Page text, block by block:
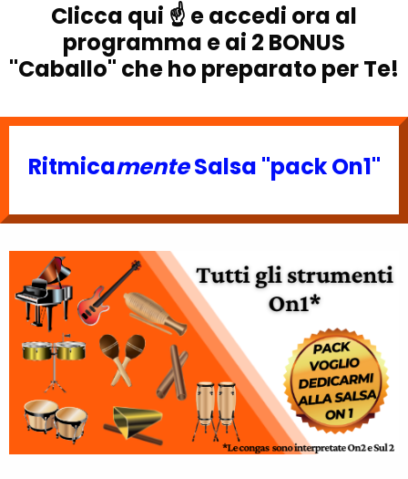
Clicca qui ☝️ e accedi ora al
programma e ai 2 BONUS
"Caballo" che ho preparato per Te!
RitmicamenteSalsa "pack On1"